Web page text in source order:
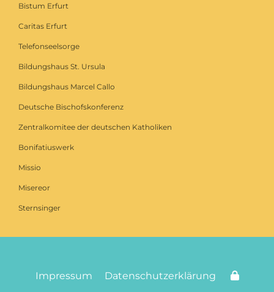
Bistum Erfurt
Caritas Erfurt
Telefonseelsorge
Bildungshaus St. Ursula
Bildungshaus Marcel Callo
Deutsche Bischofskonferenz
Zentralkomitee der deutschen Katholiken
Bonifatiuswerk
Missio
Misereor
Sternsinger
Impressum Datenschutzerklärung